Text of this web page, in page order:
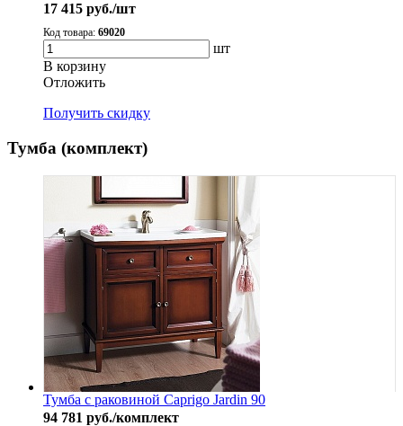
17 415 руб./шт
Код товара: 69020
шт
В корзину
Oтложить
Получить скидку
Тумба (комплект)
Тумба с раковиной Caprigo Jardin 90
94 781 руб./комплект